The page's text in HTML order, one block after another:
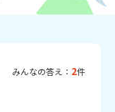
みんなの答え： 2件